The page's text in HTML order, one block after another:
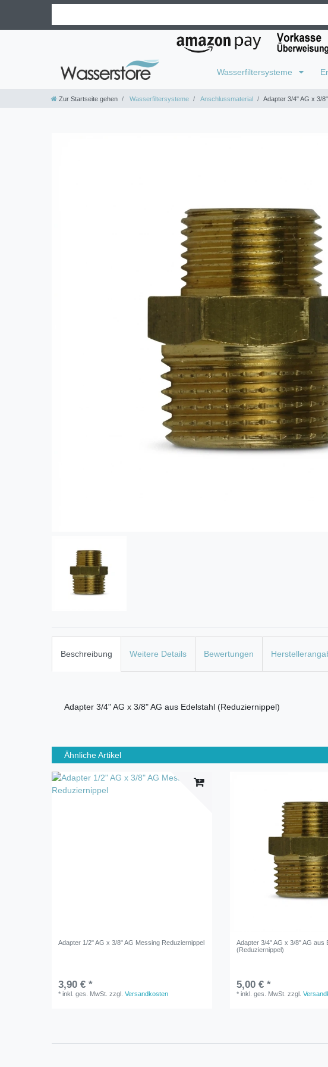
Wasserfiltersysteme
Zur Startseite gehen Wasserfiltersysteme Anschlussmaterial Adapter 3/4" AG x 3/
Beschreibung Weitere Details Bewertungen
Adapter 3/4" AG x 3/8" AG aus Edelstahl (Reduziernippel)
Ähnliche Artikel
Adapter 1/2" AG x 3/8" AG Messing Reduziernippel
3,90 € *
*inkl. ges. MwSt. zzgl.Versandkosten
Adapter 3/4" AG x 3/8" AG aus
(Reduziernippel)
5,00 € *
*inkl. ges. MwSt. zzgl.